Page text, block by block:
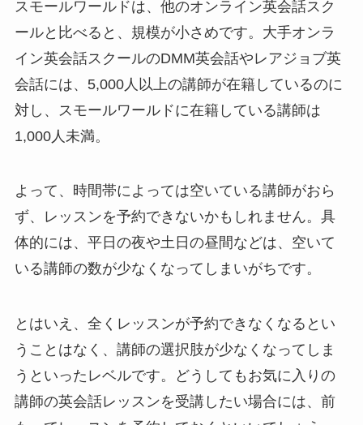
スモールワールドは、他のオンライン英会話スク
ールと比べると、規模が小さめです。大手オンラ
イン英会話スクールのDMM英会話やレアジョブ英
会話には、5,000人以上の講師が在籍しているのに
対し、スモールワールドに在籍している講師は
1,000人未満。
よって、時間帯によっては空いている講師がおら
ず、レッスンを予約できないかもしれません。具
体的には、平日の夜や土日の昼間などは、空いて
いる講師の数が少なくなってしまいがちです。
とはいえ、全くレッスンが予約できなくなるとい
うことはなく、講師の選択肢が少なくなってしま
うといったレベルです。どうしてもお気に入りの
講師の英会話レッスンを受講したい場合には、前